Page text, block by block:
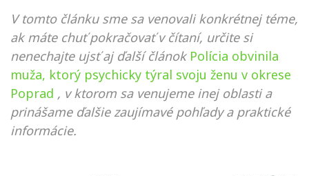
V tomto článku sme sa venovali konkrétnej téme,
ak máte chuť pokračovať v čítaní, určite si
nenechajte ujsť aj ďalší článok Polícia obvinila
muža, ktorý psychicky týral svoju ženu v okrese
Poprad , v ktorom sa venujeme inej oblasti a
prinášame ďalšie zaujímavé pohľady a praktické
informácie.